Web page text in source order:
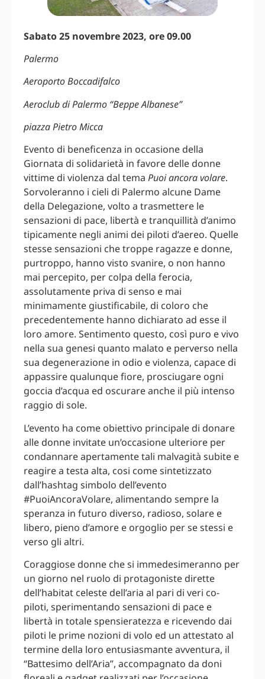
Sabato 25 novembre 2023, ore 09.00
Palermo
Aeroporto Boccadifalco
Aeroclub di Palermo “Beppe Albanese”
piazza Pietro Micca
Evento di beneficenza in occasione della
Giornata di solidarietà in favore delle donne
vittime di violenza dal tema Puoi ancora volare.
Sorvoleranno i cieli di Palermo alcune Dame
della Delegazione, volto a trasmettere le
sensazioni di pace, libertà e tranquillità d’animo
tipicamente negli animi dei piloti d’aereo. Quelle
stesse sensazioni che troppe ragazze e donne,
purtroppo, hanno visto svanire, o non hanno
mai percepito, per colpa della ferocia,
assolutamente priva di senso e mai
minimamente giustificabile, di coloro che
precedentemente hanno dichiarato ad esse il
loro amore. Sentimento questo, così puro e vivo
nella sua genesi quanto malato e perverso nella
sua degenerazione in odio e violenza, capace di
appassire qualunque fiore, prosciugare ogni
goccia d’acqua ed oscurare anche il più intenso
raggio di sole.
L’evento ha come obiettivo principale di donare
alle donne invitate un’occasione ulteriore per
condannare apertamente tali malvagità subite e
reagire a testa alta, cosi come sintetizzato
dall’hashtag simbolo dell’evento
#PuoiAncoraVolare, alimentando sempre la
speranza in futuro diverso, radioso, solare e
libero, pieno d’amore e orgoglio per se stessi e
verso gli altri.
Coraggiose donne che si immedesimeranno per
un giorno nel ruolo di protagoniste dirette
dell’habitat celeste dell’aria al pari di veri co-
piloti, sperimentando sensazioni di pace e
libertà in totale spensieratezza e ricevendo dai
piloti le prime nozioni di volo ed un attestato al
termine della loro entusiasmante avventura, il
“Battesimo dell’Aria”, accompagnato da doni